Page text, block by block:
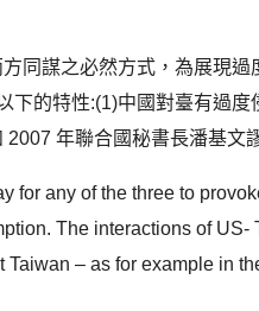
同謀之必然方式，為展現
的特性:(1)中國對臺有過
年聯合國秘書長潘基文
for any of the three to
The interactions of
– as for example in